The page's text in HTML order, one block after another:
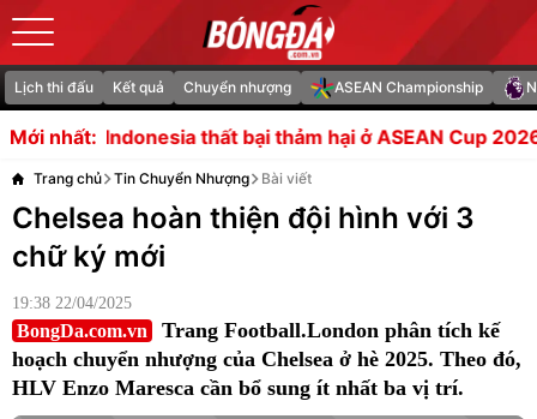
Lịch thi đấu Kết quả Chuyển nhượng ASEAN Championship
Mới nhất:
thất bại thảm hại ở ASEAN Cup 2026 Bài học từ trận
Trang chủ Tin Chuyển Nhượng Bài viết
Chelsea hoàn thiện đội hình với 3
chữ ký mới
19:38 22/04/2025
BongDa.com.vn
Trang Football.London phân tích kế
hoạch chuyển nhượng của Chelsea ở hè 2025. Theo đó,
HLV Enzo Maresca cần bổ sung ít nhất ba vị trí.